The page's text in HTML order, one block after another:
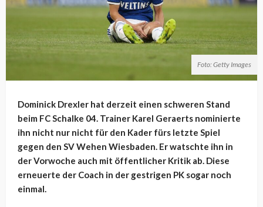
Foto: Getty Images
Dominick Drexler hat derzeit einen schweren Stand
beim FC Schalke 04. Trainer Karel Geraerts nominierte
ihn nicht nur nicht für den Kader fürs letzte Spiel
gegen den SV Wehen Wiesbaden. Er watschte ihn in
der Vorwoche auch mit öffentlicher Kritik ab. Diese
erneuerte der Coach in der gestrigen PK sogar noch
einmal.